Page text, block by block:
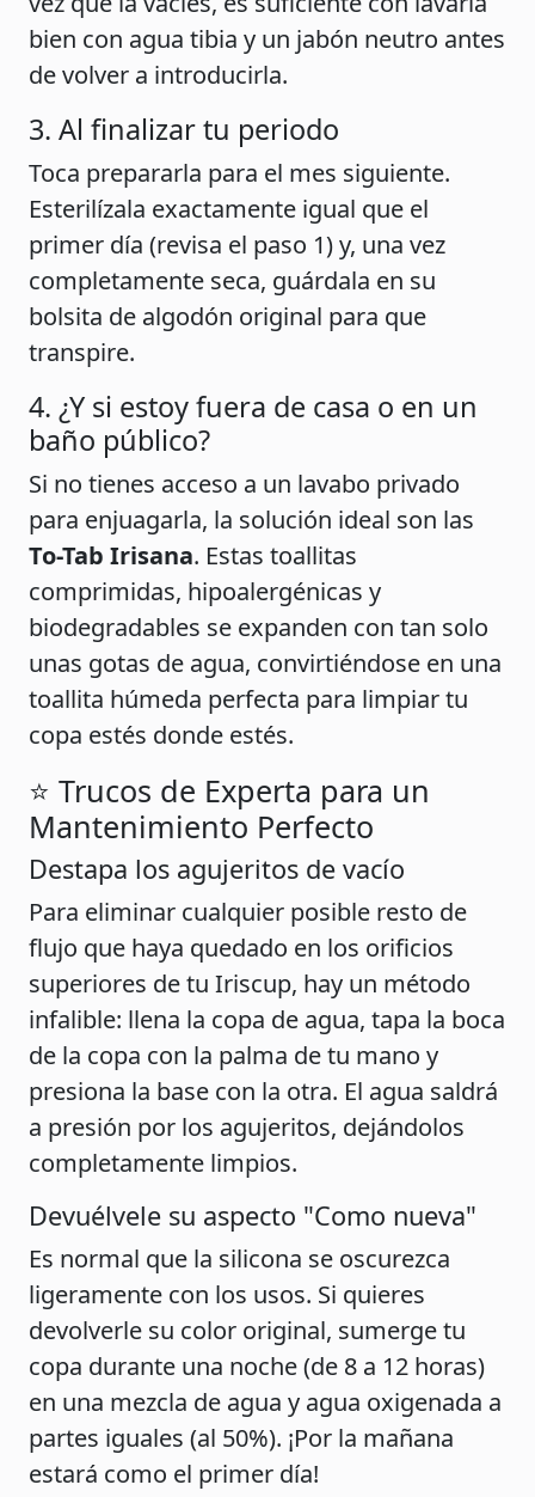
bien con agua tibia y un jabón neutro antes
de volver a introducirla.
3. Al finalizar tu periodo
Toca prepararla para el mes siguiente.
Esterilízala exactamente igual que el
primer día (revisa el paso 1) y, una vez
completamente seca, guárdala en su
bolsita de algodón original para que
transpire.
4. ¿Y si estoy fuera de casa o en un
baño público?
Si no tienes acceso a un lavabo privado
para enjuagarla, la solución ideal son las
To-Tab Irisana. Estas toallitas
comprimidas, hipoalergénicas y
biodegradables se expanden con tan solo
unas gotas de agua, convirtiéndose en una
toallita húmeda perfecta para limpiar tu
copa estés donde estés.
⭐️ Trucos de Experta para un
Mantenimiento Perfecto
Destapa los agujeritos de vacío
Para eliminar cualquier posible resto de
flujo que haya quedado en los orificios
superiores de tu Iriscup, hay un método
infalible: llena la copa de agua, tapa la boca
de la copa con la palma de tu mano y
presiona la base con la otra. El agua saldrá
a presión por los agujeritos, dejándolos
completamente limpios.
Devuélvele su aspecto "Como nueva"
Es normal que la silicona se oscurezca
ligeramente con los usos. Si quieres
devolverle su color original, sumerge tu
copa durante una noche (de 8 a 12 horas)
en una mezcla de agua y agua oxigenada a
partes iguales (al 50%). ¡Por la mañana
estará como el primer día!